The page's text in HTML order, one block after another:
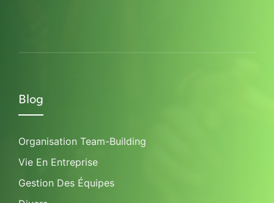
Blog
Organisation Team-Building
Vie En Entreprise
Gestion Des Équipes